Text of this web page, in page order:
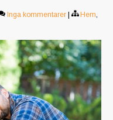
Inga kommentarer | Hem